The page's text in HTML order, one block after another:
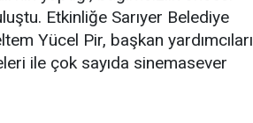
Etkinliğe Sarıyer Belediye
Yücel Pir, başkan yardımcıları
ile çok sayıda sinemasever